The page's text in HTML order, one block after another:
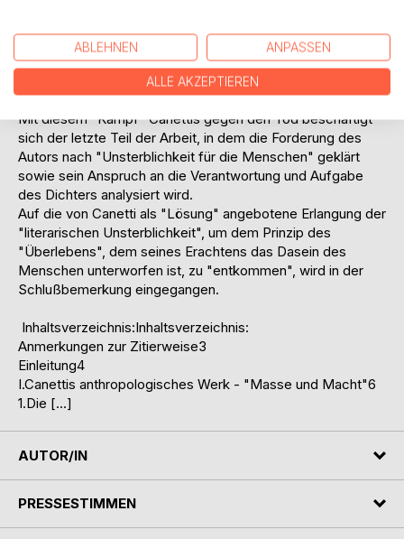
wird. Der Entwurf einer antiutopischen Gesellschaft, in der
der Tod als Machtmittel fungiert, gilt dem zentralen
Anliegen des Autors, der die Herrschaft des Todes über
das Leben "bekämpfen" will.
Mit diesem "Kampf" Canettis gegen den Tod beschäftigt
sich der letzte Teil der Arbeit, in dem die Forderung des
Autors nach "Unsterblichkeit für die Menschen" geklärt
sowie sein Anspruch an die Verantwortung und Aufgabe
des Dichters analysiert wird.
Auf die von Canetti als "Lösung" angebotene Erlangung der
"literarischen Unsterblichkeit", um dem Prinzip des
"Überlebens", dem seines Erachtens das Dasein des
Menschen unterworfen ist, zu "entkommen", wird in der
Schlußbemerkung eingegangen.
Inhaltsverzeichnis:Inhaltsverzeichnis:
Anmerkungen zur Zitierweise3
Einleitung4
I.Canettis anthropologisches Werk - "Masse und Macht"6
1.Die […]
AUTOR/IN
PRESSESTIMMEN
ABLEHNEN ANPASSEN
ALLE AKZEPTIEREN